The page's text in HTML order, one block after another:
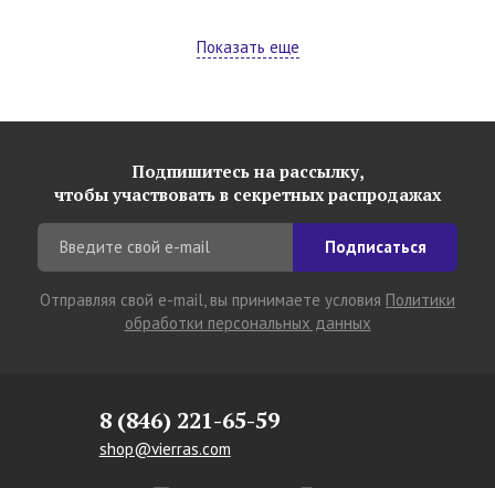
Показать еще
Подпишитесь на рассылку,
чтобы участвовать в секретных распродажах
Подписаться
Отправляя свой e-mail, вы принимаете условия Политики
обработки персональных данных
8 (846) 221-65-59
shop@vierras.com